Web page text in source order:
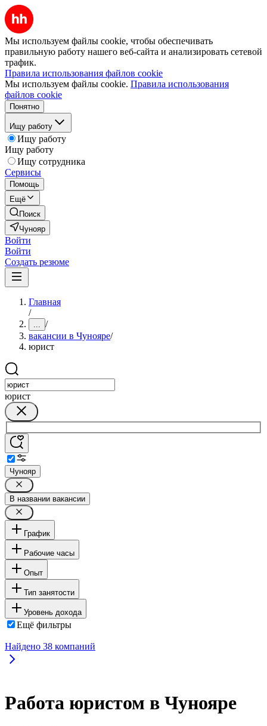
Мы используем файлы cookie, чтобы обеспечивать
правильную работу нашего веб-сайта и анализировать сетевой
трафик.
Правила использования файлов cookie
Мы используем файлы cookie. Правила использования
файлов cookie
Понятно
Ищу работу
Ищу работу
Ищу работу
Ищу сотрудника
Сервисы
Помощь
Ещё
Поиск
Чунояр
Войти
Войти
Создать резюме
Главная
/
... /
вакансии в Чунояре/
юрист
юрист
Чунояр
В названии вакансии
График
Рабочие часы
Опыт
Тип занятости
Уровень дохода
Ещё фильтры
Найдено 38 компаний
Работа юристом в Чунояре